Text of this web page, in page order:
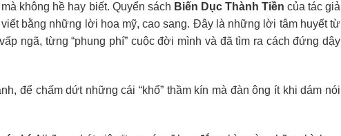
mà không hề hay biết. Quyển sách Biến Dục Thành Tiền của tác giả
viết bằng những lời hoa mỹ, cao sang. Đây là những lời tâm huyết từ
ngã, từng “phung phí” cuộc đời mình và đã tìm ra cách đứng dậy
để chấm dứt những cái “khổ” thầm kín mà đàn ông ít khi dám nói